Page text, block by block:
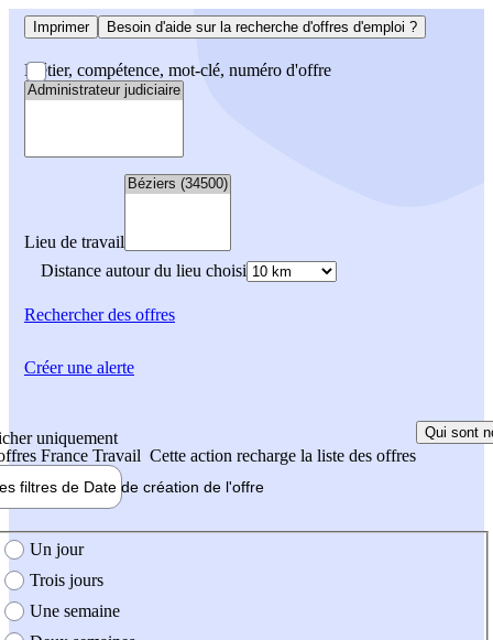
Imprimer Besoin d'aide sur la recherche d'offres d'emploi ?
Métier, compétence, mot-clé, numéro d'offre
Lieu de travail
Distance autour du lieu choisi
Rechercherdes offres
uniquement
France Travail Cette action recharge la liste des offres
Qui sont
filtres de Date de création de l'offre
création de l'offre
Un jour
Trois jours
Une semaine
Créer une alerte